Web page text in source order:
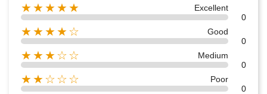
★★★★★
Excellent
0
★★★★☆
Good
0
★★★☆☆
Medium
0
★★☆☆☆
Poor
0